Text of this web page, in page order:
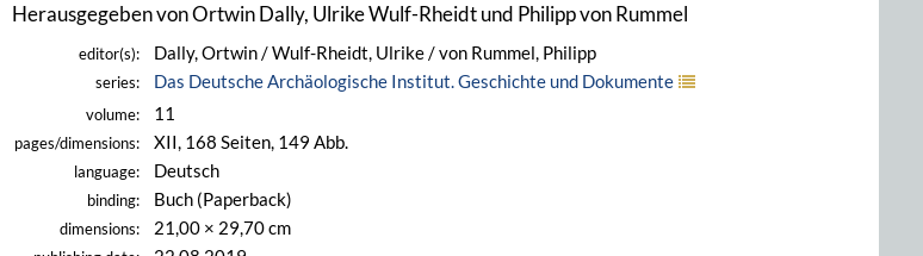
Herausgegeben von Ortwin Dally, Ulrike Wulf-Rheidt und Philipp von Rummel
editor(s): Dally, Ortwin / Wulf-Rheidt, Ulrike / von Rummel, Philipp
series: Das Deutsche Archäologische Institut. Geschichte und Dokumente
volume: 11
pages/dimensions: XII, 168 Seiten, 149 Abb.
language: Deutsch
binding: Buch (Paperback)
dimensions: 21,00 × 29,70 cm